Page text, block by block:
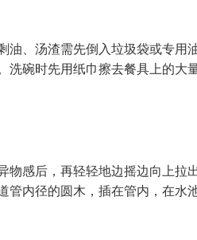
油、汤渣需先倒入垃圾袋或专用
洗碗时先用纸巾擦去餐具上的大
物感后，再轻轻地边摇边向上拉
管内径的圆木，插在管内，在水